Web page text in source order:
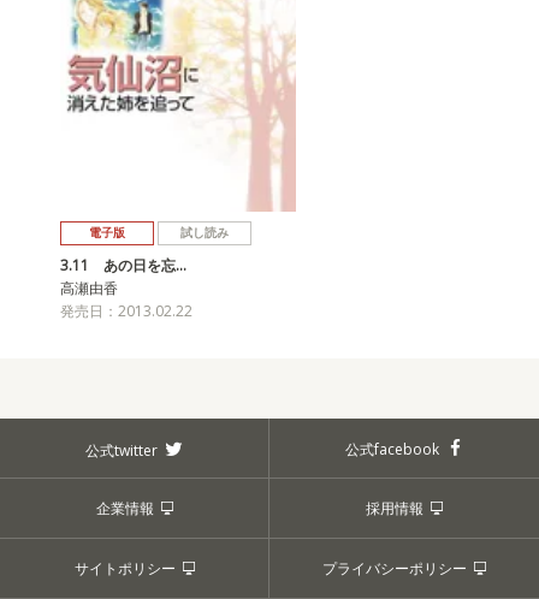
電子版 試し読み
3.11 あの日を忘…
高瀬由香
発売日：2013.02.22
公式twitter 公式facebook
企業情報 採用情報
サイトポリシー プライバシーポリシー